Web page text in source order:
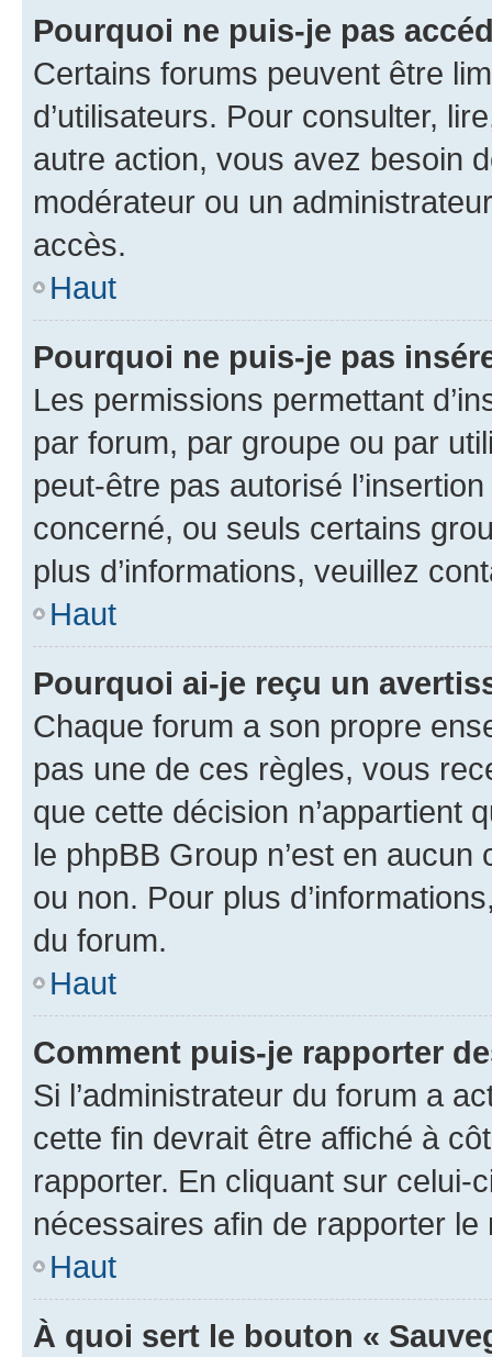
Pourquoi ne puis-je pas
Certains forums peuvent être
d’utilisateurs. Pour consulter,
autre action, vous avez besoin
modérateur ou un
accès.
Haut
Pourquoi ne puis-je pas
Les permissions permettant
par forum, par groupe ou par
peut-être pas autorisé
concerné, ou seuls certains
plus d’informations, veuillez
Haut
Pourquoi ai-je reçu un
Chaque forum a son propre
pas une de ces règles, vous
que cette décision n’appartient
le phpBB Group n’est en
ou non. Pour plus
du forum.
Haut
Comment puis-je rapporter
Si l’administrateur du forum a
cette fin devrait être affiché à
rapporter. En cliquant sur
nécessaires afin de rapporter le
Haut
À quoi sert le bouton «